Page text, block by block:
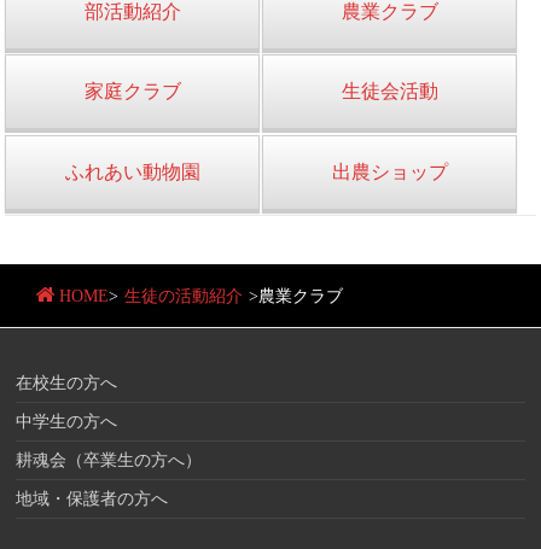
部活動紹介 農業クラブ
家庭クラブ 生徒会活動
ふれあい動物園 出農ショップ
HOME> 生徒の活動紹介 >農業クラブ
在校生の方へ
中学生の方へ
耕魂会（卒業生の方へ）
地域・保護者の方へ